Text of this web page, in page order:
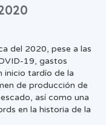
del 2020, pese a las
19, gastos
inicio tardío de la
de producción de
así como una
en la historia de la